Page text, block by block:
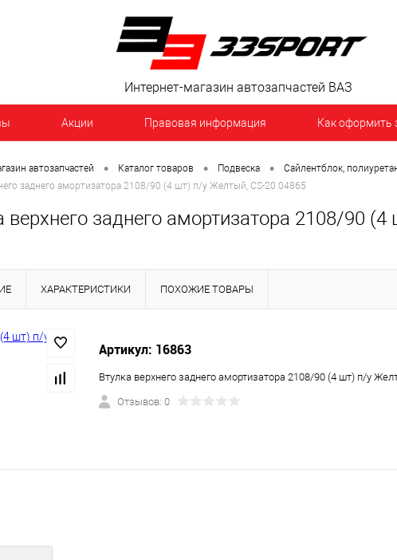
Интернет-магазин автозапчастей ВАЗ
Акции Правовая информация Как оформить
автозапчастей • Каталог товаров • Подвеска • Сайлентблок,
заднего амортизатора 2108/90 (4 шт) п/у Желтый, CS-20 04865
верхнего заднего амортизатора 2108/90
ХАРАКТЕРИСТИКИ ПОХОЖИЕ ТОВАРЫ
Артикул: 16863
Втулка верхнего заднего амортизатора 2108/90 (4 шт) п/у
Отзывов: 0